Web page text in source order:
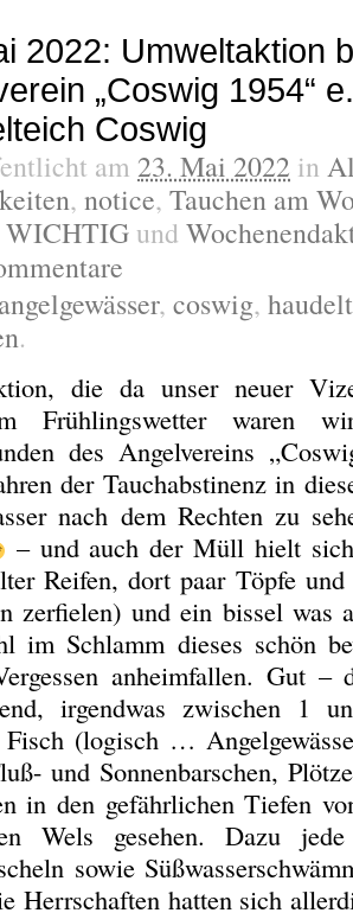
2022: Umweltaktion
„Coswig 1954“
Coswig
am 23. Mai 2022 in
, notice, Tauchen am
WICHTIG und
angelgewässer, coswig,
.
die da unser neuer
Frühlingswetter waren
des Angelvereins
der Tauchabstinenz in
nach dem Rechten zu
– und auch der Müll hielt
Reifen, dort paar Töpfe
zerfielen) und ein bissel was
im Schlamm dieses schön
anheimfallen. Gut
irgendwas zwischen 1
(logisch …
und Sonnenbarschen,
in den gefährlichen Tiefen
Wels gesehen. Dazu
sowie
Herrschaften hatten sich